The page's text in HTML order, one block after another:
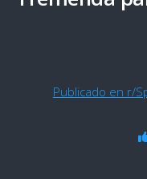
Publicado en r/